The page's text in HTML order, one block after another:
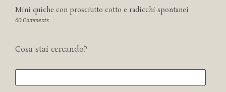
Mini quiche con prosciutto cotto e radicchi spontanei
60 Comments
Cosa stai cercando?